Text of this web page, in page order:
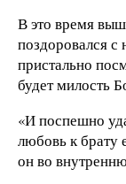
В это время
поздоровался с
пристально
будет милость
«И поспешно
любовь к брату
он во